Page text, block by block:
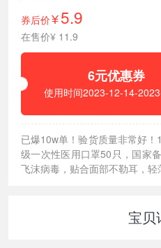
券后价¥ 5.9
在售价¥ 11.9
6元优惠券
使用时间2023-12-14-
已爆10w单！验货质量非常好
级一次性医用口罩50只，国家
飞沫病毒，贴合面部不勒耳，轻
宝贝